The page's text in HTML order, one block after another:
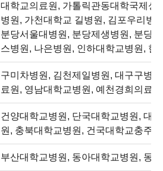
대학교의료원, 가톨릭관동대학국제성
병원, 가천대학교 길병원, 김포우리병
분당서울대병원, 분당제생병원, 분당
스병원, 나은병원, 인하대학교병원,
구미차병원, 김천제일병원, 대구구병
료원, 영남대학교병원, 예천경희의료
건양대학교병원, 단국대학교병원, 대
원, 충북대학교병원, 건국대학교충주
부산대학교병원, 동아대학교병원, 동